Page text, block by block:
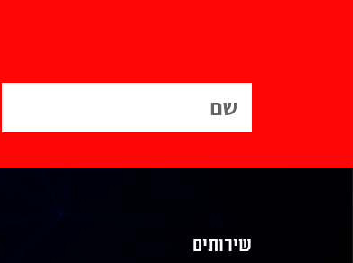
שירותים